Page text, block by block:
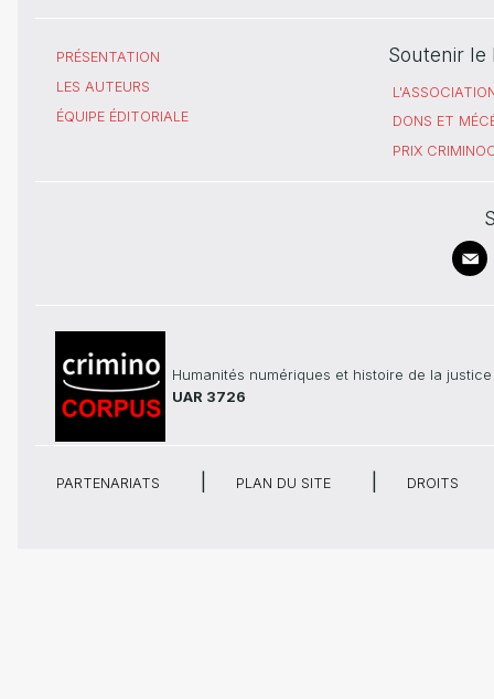
PRÉSENTATION
LES AUTEURS
ÉQUIPE ÉDITORIALE
Soutenir le
DONS ET
PRIX
Humanités numériques et histoire de la justice
UAR 3726
PARTENARIATS PLAN DU SITE DROITS